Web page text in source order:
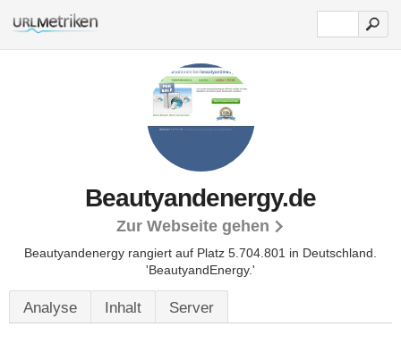
Beautyandenergy.de
Zur Webseite gehen
Beautyandenergy rangiert auf Platz 5.704.801 in Deutschland.
'BeautyandEnergy.'
Analyse Inhalt Server